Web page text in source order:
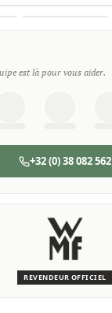
est là pour vous aider.
+32 (0) 38 082 562
REVENDEUR OFFICIEL